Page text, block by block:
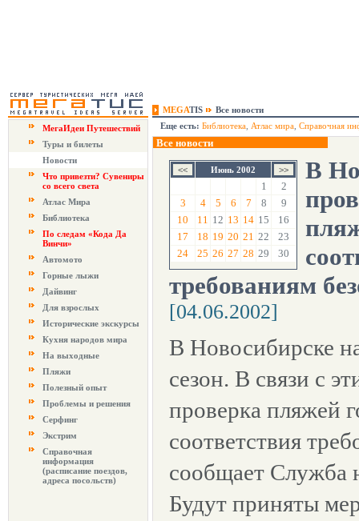
MEGATIS
Все новости
МегаИдеи Путешествий
Туры и билеты
Новости
Что привезти? Сувениры
со всего света
Атлас Мира
Библиотека
По следам «Кода Да
Винчи»
Автомото
Горные лыжи
Дайвинг
Для взрослых
Исторические экскурсы
Кухня народов мира
На выходные
Пляжи
Полезный опыт
Проблемы и решения
Серфинг
Экстрим
Справочная
информация
(расписание поездов,
адреса посольств)
Еще есть: Библиотека Атлас мира Справочная
Все новости
Июнь 2002
1
2
3
4 5 6 7 8
9
10
11 12 13 14 15
16
17
18 19 20 21 22
23
24
25 26 27 28 29 30
В
требованиям
[04.06.2002]
В Новосибирске
сезон. В связи с
проверка пляжей
соответствия
сообщает Служба
Будут приняты